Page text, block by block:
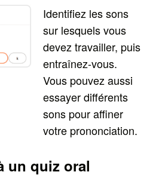
Identifiez les sons
sur lesquels vous
devez travailler, puis
entraînez-vous.
Vous pouvez aussi
essayer différents
sons pour affiner
votre prononciation.
un quiz oral